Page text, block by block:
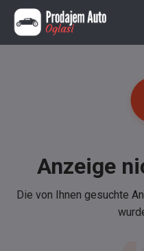
Anzeige
Die von Ihnen gesuchte